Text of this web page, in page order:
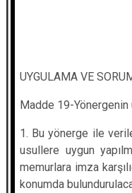
UYGULAMA VE
Madde 19-Yönergenin
1. Bu yönerge ile
usullere uygun
memurlara imza
konumda